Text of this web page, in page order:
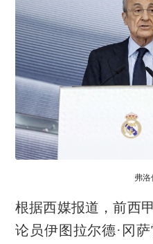
弗洛
根据西媒报道，前西
论员伊图拉尔德·冈